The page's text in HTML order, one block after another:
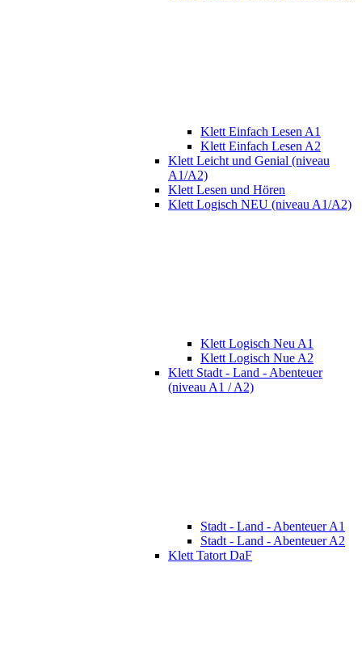
Klett Einfach Lesen A1
Klett Einfach Lesen A2
Klett Leicht und Genial (niveau
A1/A2)
Klett Lesen und Hören
Klett Logisch NEU (niveau A1/A2)
Klett Logisch Neu A1
Klett Logisch Nue A2
Klett Stadt - Land - Abenteuer
(niveau A1 / A2)
Stadt - Land - Abenteuer A1
Stadt - Land - Abenteuer A2
Klett Tatort DaF